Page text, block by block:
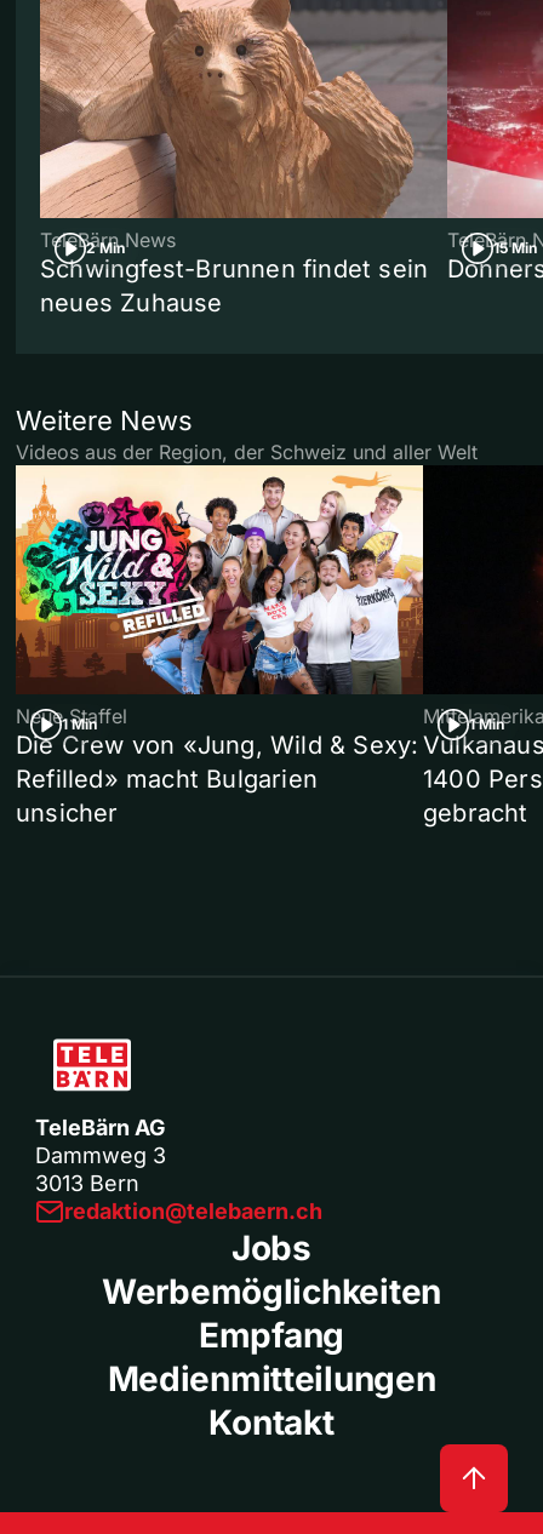
2 Min
TeleBärn News
Schwingfest-Brunnen findet sein
neues Zuhause
15 Min
TeleBärn
Weitere News
Videos aus der Region, der Schweiz und aller Welt
1 Min
Neue Staffel
Die Crew von «Jung, Wild & Sexy:
Refilled» macht Bulgarien
unsicher
1 Min
1400
gebracht
TeleBärn AG
Dammweg 3
3013 Bern
redaktion@telebaern.ch
Jobs
Werbemöglichkeiten
Empfang
Medienmitteilungen
Kontakt